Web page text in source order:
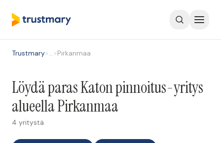
Trustmary>…>Pirkanmaa
Löydä paras Katon pinnoitus-yritys
alueella Pirkanmaa
4 yritystä